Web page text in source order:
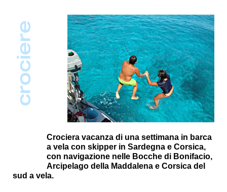
Crociera vacanza di una settimana in barca
a vela con skipper in Sardegna e Corsica,
con navigazione nelle Bocche di Bonifacio,
Arcipelago della Maddalena e Corsica del
sud a vela.